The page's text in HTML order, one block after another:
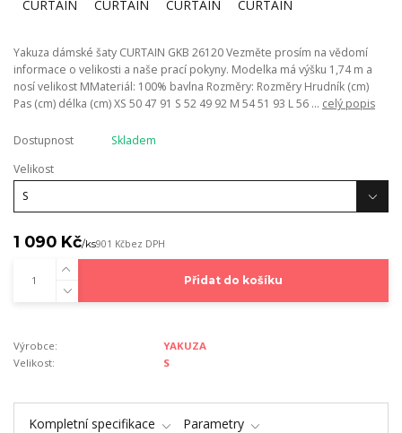
Yakuza dámské šaty CURTAIN GKB 26120 Vezměte prosím na vědomí
informace o velikosti a naše prací pokyny. Modelka má výšku 1,74 m a
nosí velikost MMateriál: 100% bavlna Rozměry: Rozměry Hrudník (cm)
Pas (cm) délka (cm) XS 50 47 91 S 52 49 92 M 54 51 93 L 56 ... celý popis
Dostupnost
Skladem
Velikost
1 090 Kč/ks901 Kčbez DPH
Přidat do košíku
Výrobce:
YAKUZA
Velikost:
S
Kompletní specifikace Parametry